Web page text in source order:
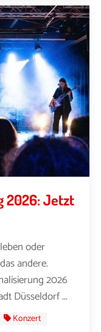
2026: Jetzt
oder
andere.
2026
Düsseldorf ...
Konzert